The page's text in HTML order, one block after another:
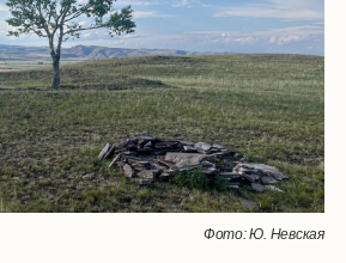
Фото: Ю. Невская